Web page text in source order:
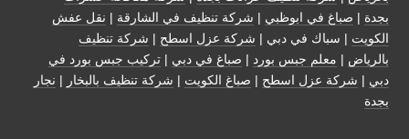
بجدة | صباغ في ابوظبي | شركة تنظيف في الشارقة | نقل عفش
الكويت | سباك في دبي | شركة عزل اسطح | شركة تنظيف
بالرياض | معلم جبس بورد | صباغ في دبي | تركيب جبس بورد في
دبي | شركة عزل اسطح | صباغ الكويت | شركة تنظيف بالبخار | نجار
بجدة